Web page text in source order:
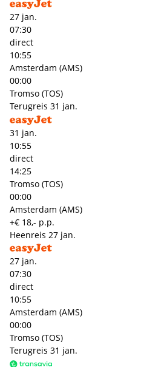
27 jan.
07:30
direct
10:55
Amsterdam (AMS)
00:00
Tromso (TOS)
Terugreis 31 jan.
31 jan.
10:55
direct
14:25
Tromso (TOS)
00:00
Amsterdam (AMS)
+€ 18,- p.p.
Heenreis 27 jan.
27 jan.
07:30
direct
10:55
Amsterdam (AMS)
00:00
Tromso (TOS)
Terugreis 31 jan.